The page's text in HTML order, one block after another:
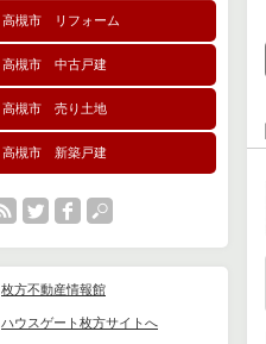
高槻市 リフォーム
高槻市 中古戸建
高槻市 売り土地
高槻市 新築戸建
枚方不動産情報館
ハウスゲート枚方サイトへ